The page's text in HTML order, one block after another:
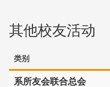
其他校友活动
类别
系所友会联合总会